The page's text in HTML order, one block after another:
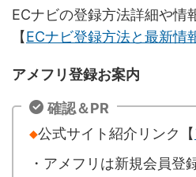
ECナビの登録方法詳細や情
【ECナビ登録方法と最新情
アメフリ登録お案内
確認＆PR
◆公式サイト紹介リンク【
・アメフリは新規会員登